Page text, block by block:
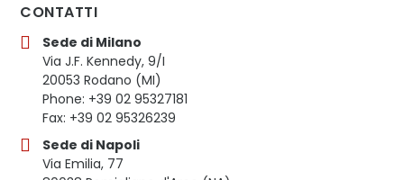
CONTATTI
Sede di Milano
Via J.F. Kennedy, 9/I
20053 Rodano (MI)
Phone: +39 02 95327181
Fax: +39 02 95326239
Sede di Napoli
Via Emilia, 77